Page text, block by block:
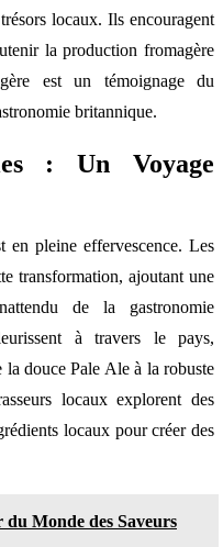
locaux. Ils encouragent
la production fromagère
est un témoignage du
britannique.
: Un Voyage
pleine effervescence. Les
transformation, ajoutant une
de la gastronomie
à travers le pays,
la douce Pale Ale à la robuste
locaux explorent des
locaux pour créer des
Monde des Saveurs